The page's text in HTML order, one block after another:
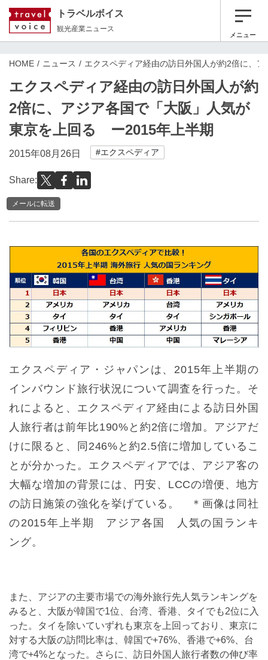
トラベルボイス
観光産業ニュース
メニュー
HOME ニュース エクスペディア経由の訪日外国人が約2倍に、
エクスペディア経由の訪日外国人が約
2倍に、アジア各国で「大阪」人気が
東京を上回る ー2015年上半期
2015年08月26日 #エクスペディア
Share:
メールに転送
エクスペディア・ジャパンは、2015年上半期の
インバウンド旅行状況について調査を行った。そ
れによると、エクスペディア経由による訪日外国
人旅行者は前年比190%と約2倍に増加。アジアだ
けに限ると、同246%と約2.5倍に増加しているこ
とが分かった。エクスペディアでは、アジア客の
大幅な増加の背景には、円安、LCCの増便、地方
の訪日施策の強化を挙げている。 ＊画像は同社
の2015年上半期 アジア各国 人気の国ランキ
ング。
また、アジアの主要市場での海外旅行先人気ランキングを
みると、大阪が韓国で1位、台湾、香港、タイでも2位に入
った。タイを除いていずれも東京を上回っており、東京に
対する大阪の訪問比率は、韓国で+76%、香港で+6%、台
湾で+4%となった。さらに、訪日外国人旅行者数の伸び率